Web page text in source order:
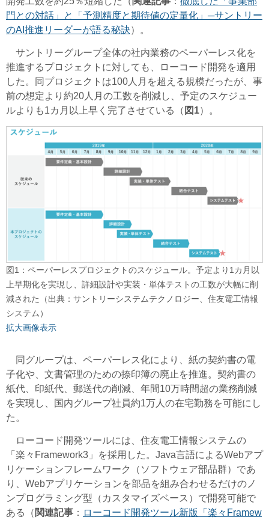
門との対話」と「予測精度と期待値の定量化」─サントリー
のAI推進リーダーが語る秘訣）。
サントリーグループ全体の社内業務のペーパーレス化を
推進するプロジェクトに対しても、ローコード開発を適用
した。同プロジェクトは100人月を超える規模だったが、事
前の想定より約20人月の工数を削減し、予定のスケジュー
ルよりも1カ月以上早く完了させている（ 図1）。
図1：ペーパーレスプロジェクトのスケジュール。予定より1カ月以
上早期化を実現し、詳細設計や実装・単体テストの工数が大幅に削
減された（出典：サントリーシステムテクノロジー、住友電工情報
システム）
拡大画像表示
同グループは、ペーパーレス化により、紙の契約書の電
子化や、文書管理のための捺印簿の廃止を推進。契約書の
紙代、印紙代、郵送代の削減、年間10万時間超の業務削減
を実現し、国内グループ社員約1万人の在宅勤務を可能にし
た。
ローコード開発ツールには、住友電工情報システムの
「楽々Framework3」を採用した。Java言語によるWebアプ
リケーションフレームワーク（ソフトウェア部品群）であ
り、Webアプリケーションを部品を組み合わせるだけのノ
ンプログラミング型（カスタマイズベース）で開発可能で
ある（ 関連記事 ： ローコード開発ツール新版「楽々Framew